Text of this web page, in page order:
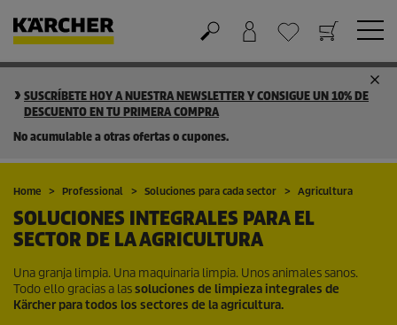
SUSCRÍBETE HOY A NUESTRA NEWSLETTER Y CONSIGUE UN 10% DE
DESCUENTO EN TU PRIMERA COMPRA
No acumulable a otras ofertas o cupones.
Home Professional Soluciones para cada sector Agricultura
SOLUCIONES INTEGRALES PARA EL
SECTOR DE LA AGRICULTURA
Una granja limpia. Una maquinaria limpia. Unos animales sanos.
Todo ello gracias a lassoluciones de limpieza integrales de
Kärcher para todos los sectores de la agricultura.